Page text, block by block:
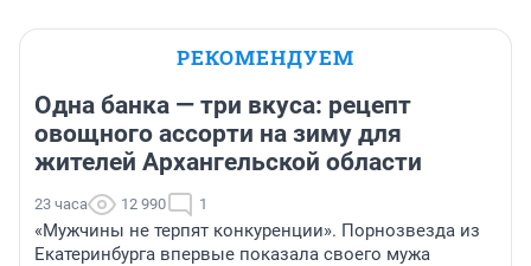
РЕКОМЕНДУЕМ
Одна банка — три вкуса: рецепт
овощного ассорти на зиму для
жителей Архангельской области
23 часа 12 990 1
«Мужчины не терпят конкуренции». Порнозвезда из
Екатеринбурга впервые показала своего мужа